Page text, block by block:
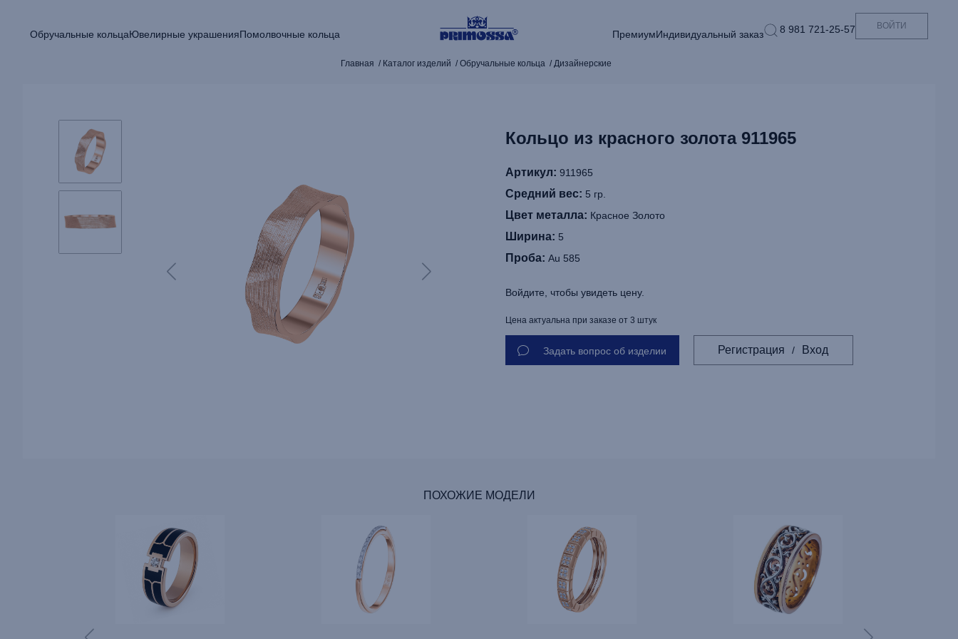
Обручальные кольцаЮвелирные украшенияПомолвочные кольца ПремиумИндивидуальный заказ 8 981 721-25-57 ВОЙТИ
Главная Каталог изделий Обручальные кольца Дизайнерские
Кольцо из красного золота 911965
Артикул: 911965
Средний вес: 5 гр.
Цвет металла: Красное Золото
Ширина: 5
Проба: Au 585
Войдите, чтобы увидеть цену.
Цена актуальна при заказе от 3 штук
Задать вопрос об изделии Регистрация / Вход
ПОХОЖИЕ МОДЕЛИ